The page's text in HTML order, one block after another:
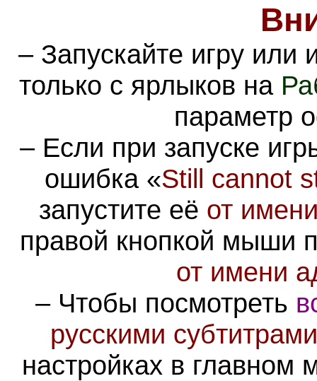
– Запускайте игру или
только с ярлыков на
параметр
– Если при запуске
ошибка «Still cannot
запустите её от
правой кнопкой мыши
от имени
– Чтобы посмотреть
русскими субтитрами
настройках в